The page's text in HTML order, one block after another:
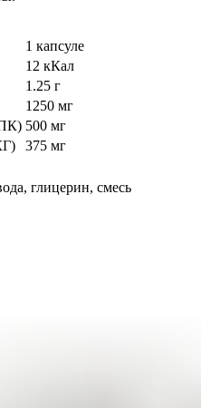
1 капсуле
12 кКал
1.25 г
1250 мг
500 мг
375 мг
глицерин, смесь